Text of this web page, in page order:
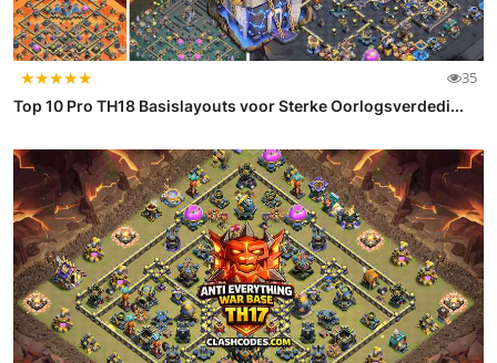
★★★★★ 35
Top 10 Pro TH18 Basislayouts voor Sterke Oorlogsverdedi...